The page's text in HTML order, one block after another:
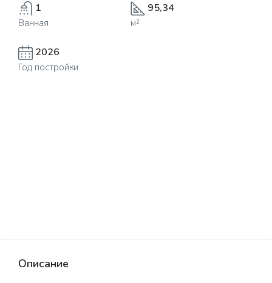
1
Ванная
95,34
м²
2026
Год постройки
Описание